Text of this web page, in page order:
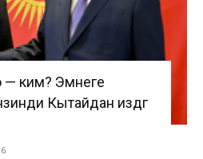
— ким? Эмнеге
Кытайдан издөөгө